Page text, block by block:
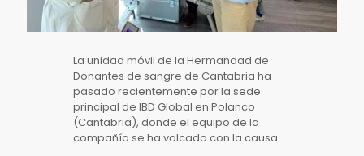
La unidad móvil de la Hermandad de
Donantes de sangre de Cantabria ha
pasado recientemente por la sede
principal de IBD Global en Polanco
(Cantabria), donde el equipo de la
compañía se ha volcado con la causa.